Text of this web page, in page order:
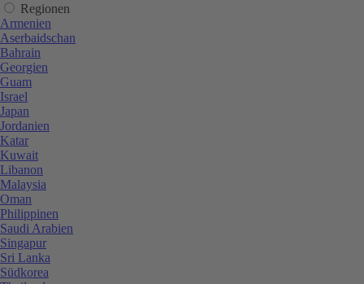
Regionen
Armenien
Aserbaidschan
Bahrain
Georgien
Guam
Israel
Japan
Jordanien
Katar
Kuwait
Libanon
Malaysia
Oman
Philippinen
Saudi Arabien
Singapur
Sri Lanka
Südkorea